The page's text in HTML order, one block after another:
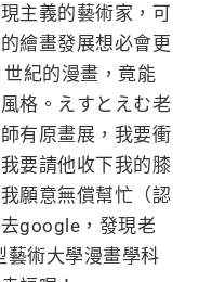
主義的藝術家，可
繪畫發展想必會更
紀的漫畫，竟能
格。えすとえむ老
有原畫展，我要衝
要請他收下我的膝
願意無償幫忙（認
google，發現老
術大學漫畫學科